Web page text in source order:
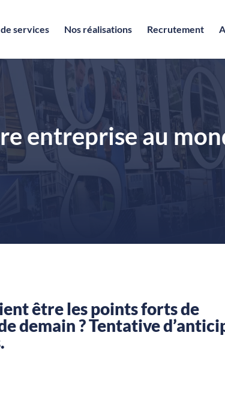
services Nos réalisations Recrutement
entreprise au
être les points forts de
demain ? Tentative